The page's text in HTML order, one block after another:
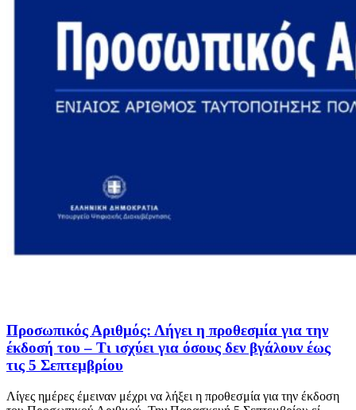
Προσωπικός Αριθμός: Λήγει η προθεσμία για την
έκδοσή του – Τι ισχύει για όσους δεν βγάλουν έως
τις 5 Σεπτεμβρίου
Λίγες ημέρες έμειναν μέχρι να λήξει η προθεσμία για την έκδοση